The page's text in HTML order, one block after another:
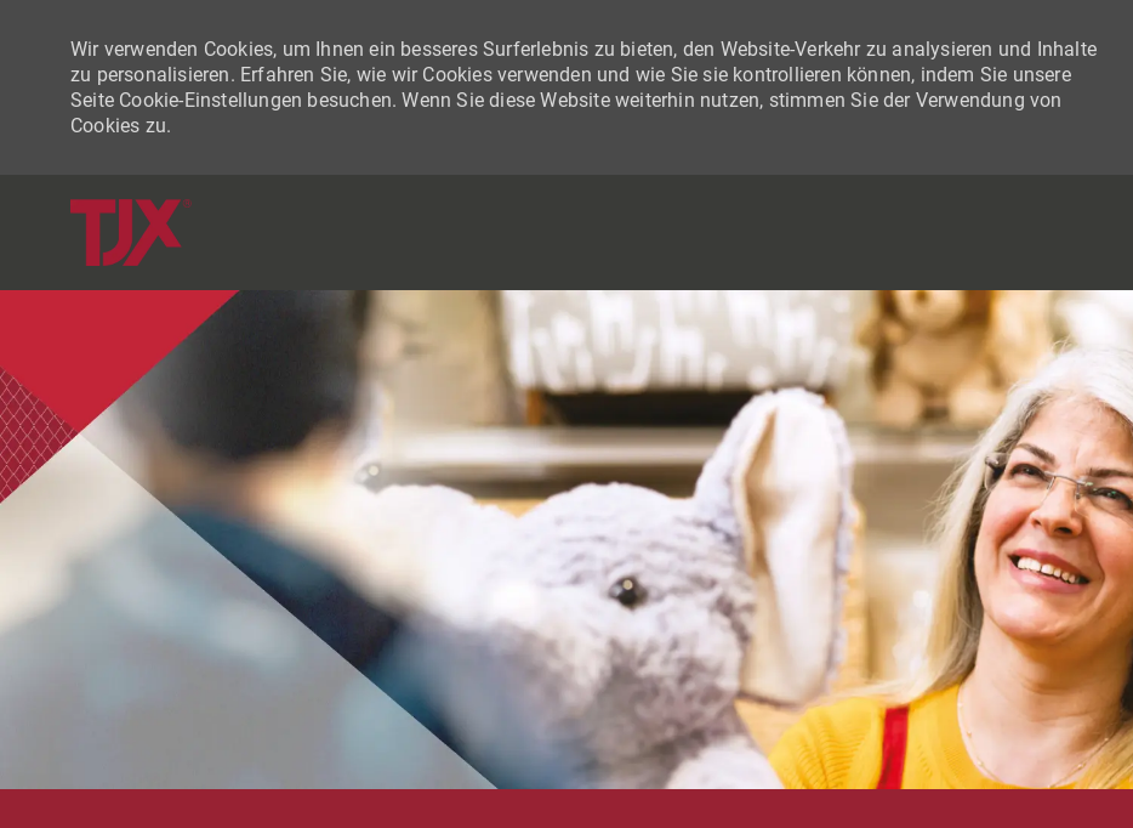
Wir verwenden Cookies, um Ihnen ein besseres Surferlebnis zu bieten, den Website-Verkehr zu analysieren und Inhalte
zu personalisieren. Erfahren Sie, wie wir Cookies verwenden und wie Sie sie kontrollieren können, indem Sie unsere
Seite Cookie-Einstellungen besuchen. Wenn Sie diese Website weiterhin nutzen, stimmen Sie der Verwendung von
Cookies zu.